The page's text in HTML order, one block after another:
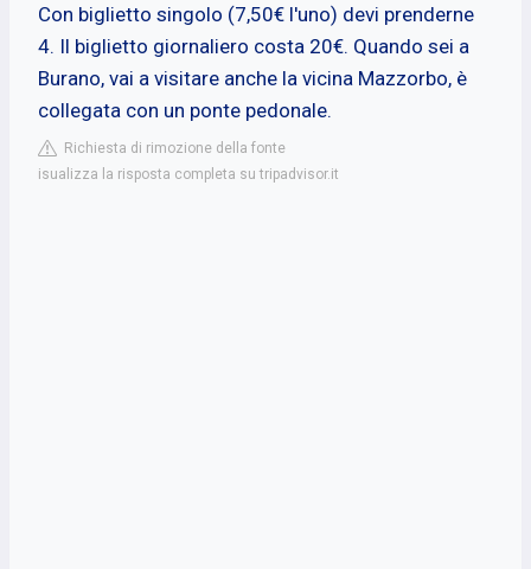
Con biglietto singolo (7,50€ l'uno) devi prenderne
4. Il biglietto giornaliero costa 20€. Quando sei a
Burano, vai a visitare anche la vicina Mazzorbo, è
collegata con un ponte pedonale.
Richiesta di rimozione della fonte
isualizza la risposta completa su tripadvisor.it